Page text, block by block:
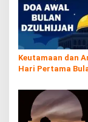
Keutamaan dan
Hari Pertama